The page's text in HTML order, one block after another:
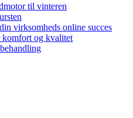
til vinteren
virksomheds online succes
komfort og kvalitet